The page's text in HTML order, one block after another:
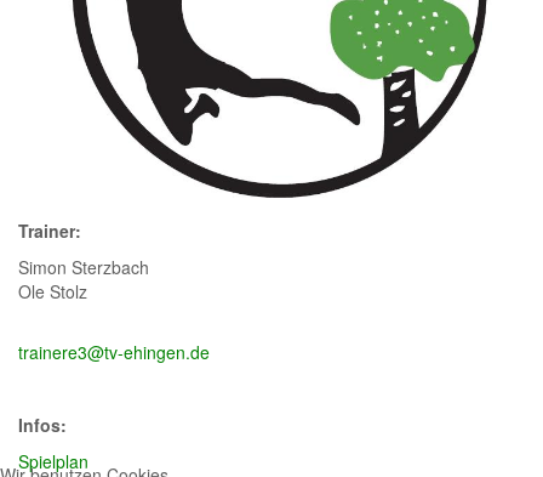
Trainer:
Simon Sterzbach
Ole Stolz
trainere3@tv-ehingen.de
Infos:
Spielplan